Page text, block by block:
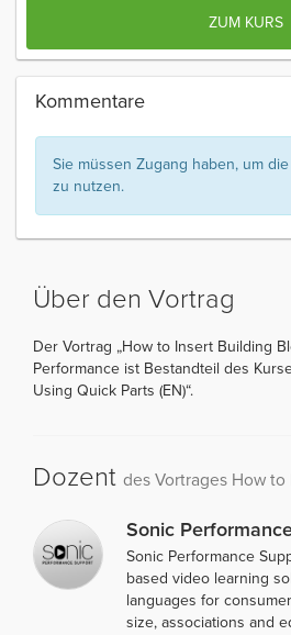
ZUM KURS
Kommentare
Sie müssen Zugang haben, um
zu nutzen.
Über den Vortrag
Der Vortrag „How to Insert Building
Performance ist Bestandteil des
Using Quick Parts (EN)“.
Dozent des Vortrages How
Sonic
Sonic Performance
based video learning
languages for
size, associations and